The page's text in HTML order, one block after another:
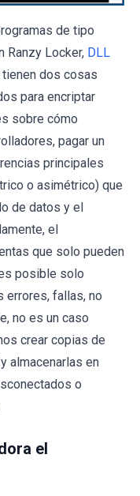
de tipo
Ranzy Locker, DLL
dos cosas
para encriptar
sobre cómo
pagar un
principales
o asimétrico) que
de datos y el
el
que solo pueden
posible solo
errores, fallas, no
no es un caso
crear copias de
almacenarlas en
o
el